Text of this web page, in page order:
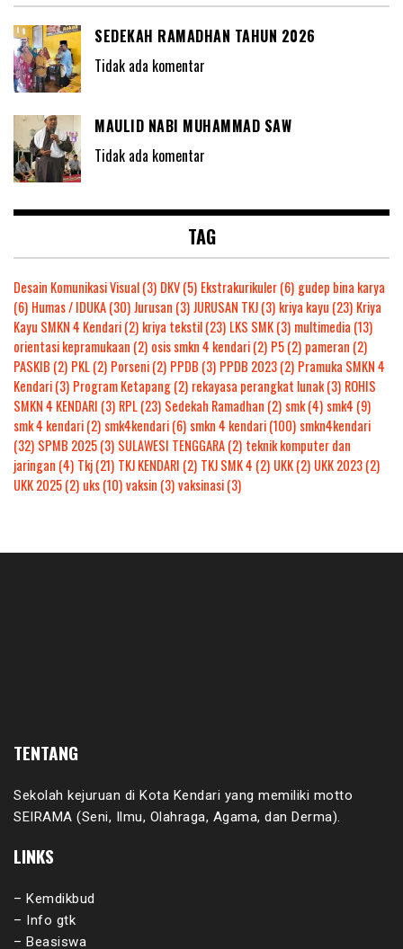
SEDEKAH RAMADHAN TAHUN 2026
Tidak ada komentar
MAULID NABI MUHAMMAD SAW
Tidak ada komentar
TAG
Desain Komunikasi Visual(3) DKV(5) Ekstrakurikuler(6) gudep bina karya
(6) Humas / IDUKA(30)Jurusan (3)JURUSAN TKJ(3) kriya kayu (23) Kriya
Kayu SMKN 4 Kendari(2) kriya tekstil(23) LKS SMK(3) multimedia (13)
orientasi kepramukaan (2) osis smkn 4 kendari(2) P5(2) pameran (2)
PASKIB (2) PKL(2) Porseni(2) PPDB (3) PPDB 2023(2) Pramuka SMKN 4
Kendari(3) Program Ketapang(2) rekayasa perangkat lunak(3) ROHIS
SMKN 4 KENDARI (3) RPL(23) Sedekah Ramadhan (2) smk(4) smk4 (9)
smk 4 kendari(2) smk4kendari(6) smkn 4 kendari(100) smkn4kendari
(32) SPMB 2025(3) SULAWESI TENGGARA(2) teknik komputer dan
jaringan (4) Tkj(21) TKJ KENDARI (2) TKJ SMK 4 (2) UKK(2) UKK 2023(2)
UKK 2025(2) uks(10)vaksin (3)vaksinasi(3)
TENTANG
Sekolah kejuruan di Kota Kendari yang memiliki motto
SEIRAMA (Seni, Ilmu, Olahraga, Agama, dan Derma).
LINKS
– Kemdikbud
– Info gtk
– Beasiswa